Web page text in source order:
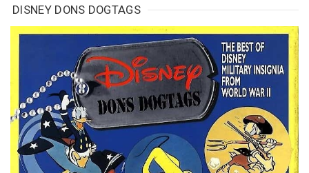
DISNEY DONS DOGTAGS